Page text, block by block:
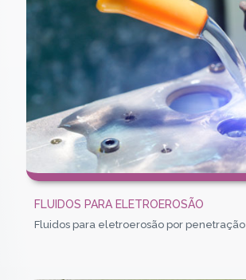
FLUIDOS PARA ELETROEROSÃO
Fluidos para eletroerosão por penetração